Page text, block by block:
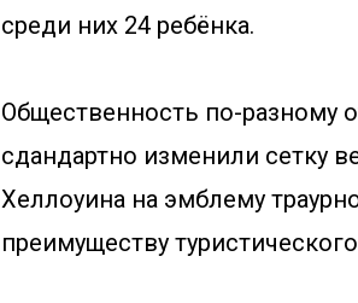
среди них 24 ребёнка.
Общественность по-разному
сдандартно изменили сетку
Хеллоуина на эмблему
преимуществу